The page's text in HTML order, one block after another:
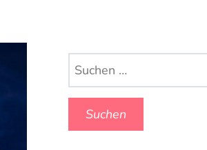
Suchen
nach: